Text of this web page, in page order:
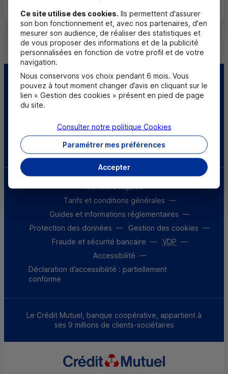
Centre d'aide Trouver une caisse
Trouver un point
Télécharger l'application
Mentions légales
Tarifs et conditions générales
Guides et informations réglementaires
Protection des données
Gestion des cookies
Fraude et sécurité bancaire
VDP
Accessibilité
Déclaration d’accessibilité : partiellement
conforme
Le Crédit Mutuel, banque coopérative, appartient à
ses 9 millions de clients-sociétaires
Ce site utilise des cookies. Ils permettent d'assurer
son bon fonctionnement et, avec nos partenaires, d'en
mesurer son audience, de réaliser des statistiques et
de vous proposer des informations et de la publicité
personnalisées en fonction de votre profil et de votre
navigation.
Nous conservons vos choix pendant 6 mois. Vous
pouvez à tout moment changer d’avis en cliquant sur le
lien « Gestion des cookies » présent en pied de page
du site.
Accepter
Paramétrer mes préférences
Consulter notre politique Cookies